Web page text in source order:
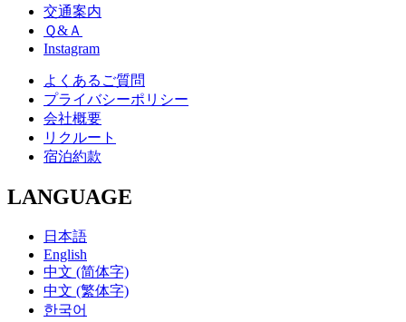
交通案内
Ｑ&Ａ
Instagram
よくあるご質問
プライバシーポリシー
会社概要
リクルート
宿泊約款
LANGUAGE
日本語
English
中文 (简体字)
中文 (繁体字)
한국어